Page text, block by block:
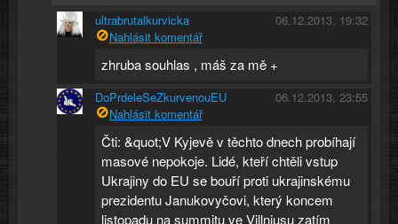
ultrabrutalkurvicka
06.12.2013, 19:32
Nahlásit komentář
zhruba souhlas , máš za mě +
DoPrdeleSeZkurvenouEU
06.12.2013, 23:55
Nahlásit komentář
Čti: &quot;V Kyjevě v těchto dnech probíhají
masové nepokoje. Lidé, kteří chtěli vstup
Ukrajiny do EU se bouří proti ukrajinskému
prezidentu Janukovyčovi, který koncem
listopadu na summitu ve Villniusu zatím